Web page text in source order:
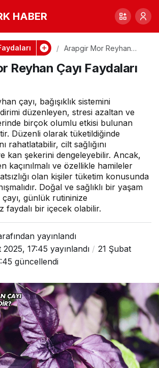
HABER
Arapgir Mor Reyhan
Reyhan Çayı Faydaları
çayı, bağışıklık sistemini
düzenleyen, stresi azaltan ve
birçok olumlu etkisi bulunan
Düzenli olarak tüketildiğinde
rahatlatabilir, cilt sağlığını
kan şekerini dengeleyebilir. Ancak,
kaçınılmalı ve özellikle hamileler
olan kişiler tüketim konusunda
Doğal ve sağlıklı bir yaşam
günlük rutininize
faydalı bir içecek olabilir.
yayınlandı
2025, 17:45 yayınlandı
21 Şubat
güncellendi
0